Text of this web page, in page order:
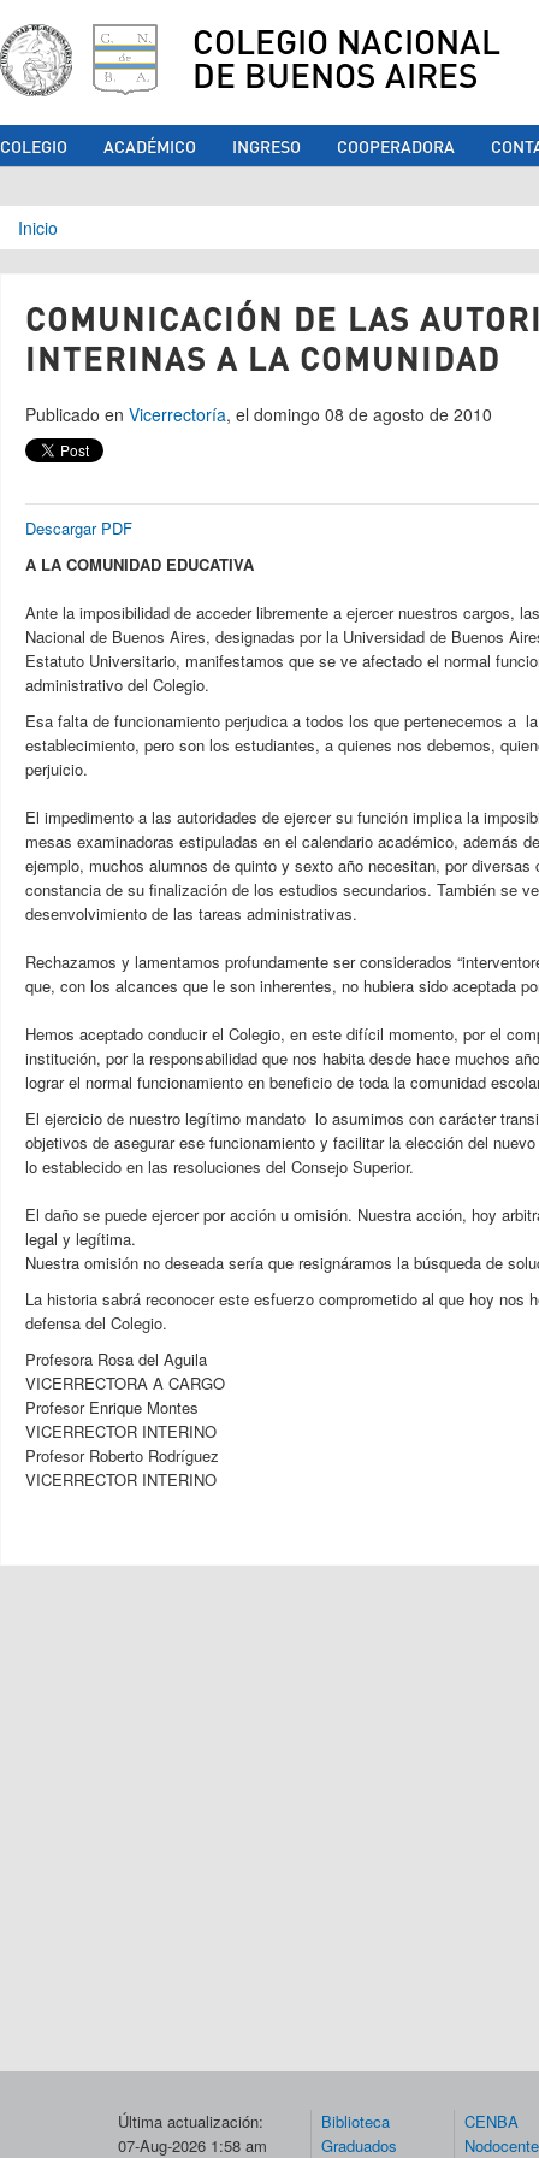
COLEGIO NACIONAL
DE BUENOS AIRES
COLEGIO ACADÉMICO INGRESO COOPERADORA
Se encuentra usted aquí
Inicio
COMUNICACIÓN DE LAS
INTERINAS A LA COMUNIDAD
Publicado en Vicerrectoría, el domingo 08 de agosto de 2010
Descargar PDF
A LA COMUNIDAD EDUCATIVA
Ante la imposibilidad de acceder libremente a ejercer nuestros cargos,
Nacional de Buenos Aires, designadas por la Universidad de Buenos
Estatuto Universitario, manifestamos que se ve afectado el normal
administrativo del Colegio.
Esa falta de funcionamiento perjudica a todos los que pertenecemos a
establecimiento, pero son los estudiantes, a quienes nos debemos,
perjuicio.
El impedimento a las autoridades de ejercer su función implica la
mesas examinadoras estipuladas en el calendario académico, además
ejemplo, muchos alumnos de quinto y sexto año necesitan, por diversas
constancia de su finalización de los estudios secundarios. También se
desenvolvimiento de las tareas administrativas.
Rechazamos y lamentamos profundamente ser considerados
que, con los alcances que le son inherentes, no hubiera sido aceptada
Hemos aceptado conducir el Colegio, en este difícil momento, por el
institución, por la responsabilidad que nos habita desde hace muchos
lograr el normal funcionamiento en beneficio de toda la comunidad
El ejercicio de nuestro legítimo mandato lo asumimos con carácter
objetivos de asegurar ese funcionamiento y facilitar la elección del
lo establecido en las resoluciones del Consejo Superior.
El daño se puede ejercer por acción u omisión. Nuestra acción, hoy
legal y legítima.
Nuestra omisión no deseada sería que resignáramos la búsqueda de
La historia sabrá reconocer este esfuerzo comprometido al que hoy nos
defensa del Colegio.
Profesora Rosa del Aguila
VICERRECTORA A CARGO
Profesor Enrique Montes
VICERRECTOR INTERINO
Profesor Roberto Rodríguez
VICERRECTOR INTERINO
Última actualización:
07-Aug-2026 1:58 am
Biblioteca
Graduados
CENBA